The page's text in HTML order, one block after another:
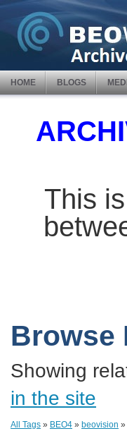
HOME BLOGS
This
Browse
Showing
in the site
All Tags » BEO4 » beovision »